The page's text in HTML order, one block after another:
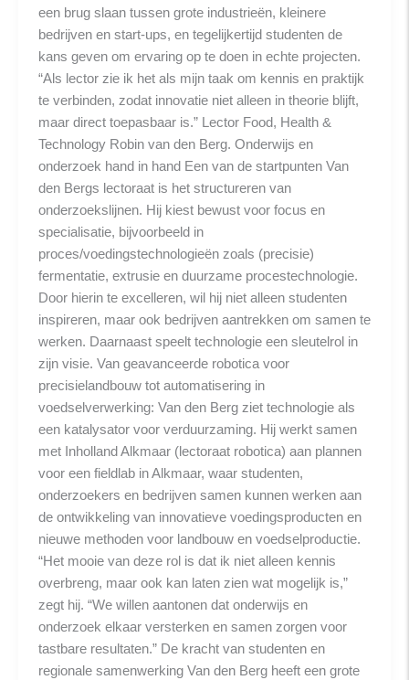
een brug slaan tussen grote industrieën, kleinere
bedrijven en start-ups, en tegelijkertijd studenten de
kans geven om ervaring op te doen in echte projecten.
“Als lector zie ik het als mijn taak om kennis en praktijk
te verbinden, zodat innovatie niet alleen in theorie blijft,
maar direct toepasbaar is.” Lector Food, Health &
Technology Robin van den Berg. Onderwijs en
onderzoek hand in hand Een van de startpunten Van
den Bergs lectoraat is het structureren van
onderzoekslijnen. Hij kiest bewust voor focus en
specialisatie, bijvoorbeeld in
proces/voedingstechnologieën zoals (precisie)
fermentatie, extrusie en duurzame procestechnologie.
Door hierin te excelleren, wil hij niet alleen studenten
inspireren, maar ook bedrijven aantrekken om samen te
werken. Daarnaast speelt technologie een sleutelrol in
zijn visie. Van geavanceerde robotica voor
precisielandbouw tot automatisering in
voedselverwerking: Van den Berg ziet technologie als
een katalysator voor verduurzaming. Hij werkt samen
met Inholland Alkmaar (lectoraat robotica) aan plannen
voor een fieldlab in Alkmaar, waar studenten,
onderzoekers en bedrijven samen kunnen werken aan
de ontwikkeling van innovatieve voedingsproducten en
nieuwe methoden voor landbouw en voedselproductie.
“Het mooie van deze rol is dat ik niet alleen kennis
overbreng, maar ook kan laten zien wat mogelijk is,”
zegt hij. “We willen aantonen dat onderwijs en
onderzoek elkaar versterken en samen zorgen voor
tastbare resultaten.” De kracht van studenten en
regionale samenwerking Van den Berg heeft een grote